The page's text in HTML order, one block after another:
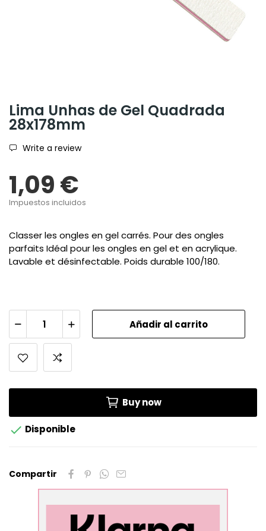
Lima Unhas de Gel Quadrada
28x178mm
Write a review
1,09 €
Impuestos incluidos
Classer les ongles en gel carrés. Pour des ongles
parfaits Idéal pour les ongles en gel et en acrylique.
Lavable et désinfectable. Poids durable 100/180.
Añadir al carrito
Buy now
 Disponible
Compartir